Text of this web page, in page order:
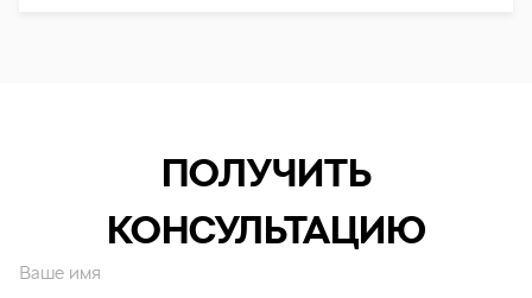
ПОЛУЧИТЬ
КОНСУЛЬТАЦИЮ
Ваше имя